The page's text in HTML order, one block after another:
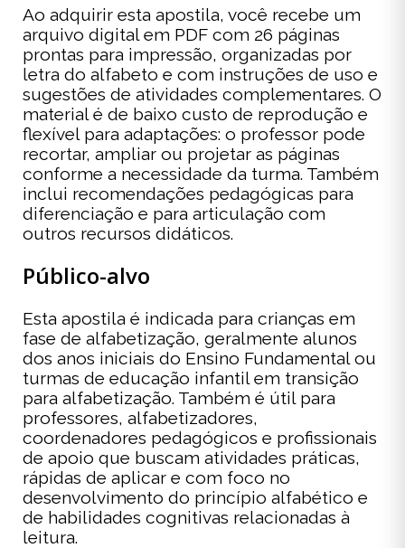
Ao adquirir esta apostila, você recebe um
arquivo digital em PDF com 26 páginas
prontas para impressão, organizadas por
letra do alfabeto e com instruções de uso e
sugestões de atividades complementares. O
material é de baixo custo de reprodução e
flexível para adaptações: o professor pode
recortar, ampliar ou projetar as páginas
conforme a necessidade da turma. Também
inclui recomendações pedagógicas para
diferenciação e para articulação com
outros recursos didáticos.
Público-alvo
Esta apostila é indicada para crianças em
fase de alfabetização, geralmente alunos
dos anos iniciais do Ensino Fundamental ou
turmas de educação infantil em transição
para alfabetização. Também é útil para
professores, alfabetizadores,
coordenadores pedagógicos e profissionais
de apoio que buscam atividades práticas,
rápidas de aplicar e com foco no
desenvolvimento do princípio alfabético e
de habilidades cognitivas relacionadas à
leitura.